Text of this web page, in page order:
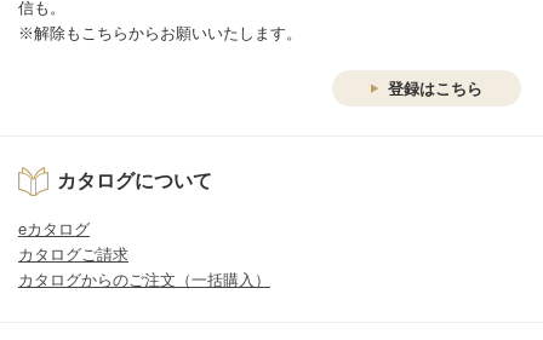
信も。
※解除もこちらからお願いいたします。
登録はこちら
カタログについて
eカタログ
カタログご請求
カタログからのご注文（一括購入）